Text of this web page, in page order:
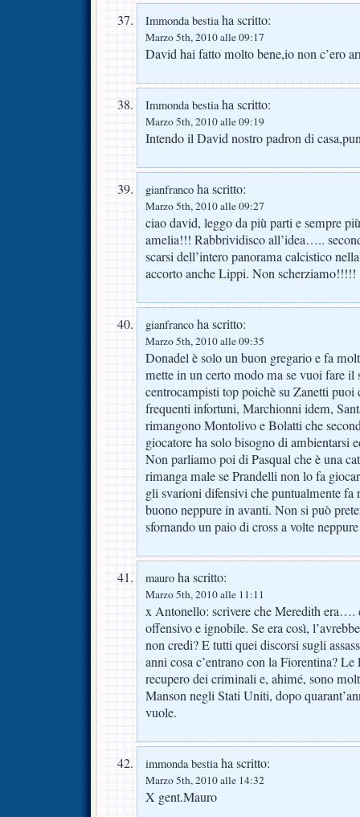
Immonda bestiaha scritto:
Marzo 5th, 2010 alle 09:17
David hai fatto molto bene,io non c’ero
Immonda bestiaha scritto:
Marzo 5th, 2010 alle 09:19
Intendo il David nostro padron di
gianfranco ha scritto:
Marzo 5th, 2010 alle 09:27
ciao david, leggo da più parti e sempre
amelia!!! Rabbrividisco all’idea…..
scarsi dell’intero panorama calcistico
accorto anche Lippi. Non scherziamo!!!!!
gianfranco ha scritto:
Marzo 5th, 2010 alle 09:35
Donadel è solo un buon gregario e fa
mette in un certo modo ma se vuoi fare
centrocampisti top poichè su Zanetti puoi
frequenti infortuni, Marchionni idem,
rimangono Montolivo e Bolatti che
giocatore ha solo bisogno di ambientarsi
Non parliamo poi di Pasqual che è una
rimanga male se Prandelli non lo fa
gli svarioni difensivi che puntualmente fa
buono neppure in avanti. Non si può
sfornando un paio di cross a volte
mauro ha scritto:
Marzo 5th, 2010 alle 11:11
x Antonello: scrivere che Meredith era….
offensivo e ignobile. Se era così,
non credi? E tutti quei discorsi sugli
anni cosa c’entrano con la Fiorentina?
recupero dei criminali e, ahimé, sono
Manson negli Stati Uniti, dopo
vuole.
immonda bestiaha scritto:
Marzo 5th, 2010 alle 14:32
X gent.Mauro